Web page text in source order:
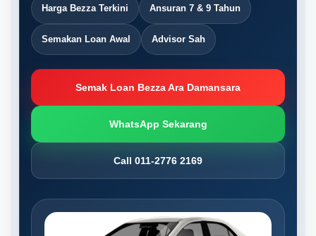
Harga Bezza Terkini Ansuran 7 & 9 Tahun
Semakan Loan Awal Advisor Sah
Semak Loan Bezza Ara Damansara
WhatsApp Sekarang
Call 011-2776 2169